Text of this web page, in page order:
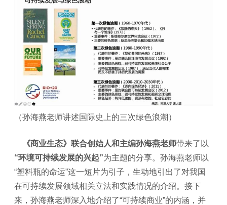
（孙海燕老师讲述国际史上的三次绿色浪潮）
《商业生态》联合创始人和主编孙海燕老师带来了以
“环境可持续发展的兴起”为主题的分享。孙海燕老师以
“塑料瓶的命运”这一短片为引子，生动地引出了对我国
在可持续发展领域相关立法和实践情况的介绍。接下
来，孙海燕老师深入地介绍了“可持续商业”的内涵，并